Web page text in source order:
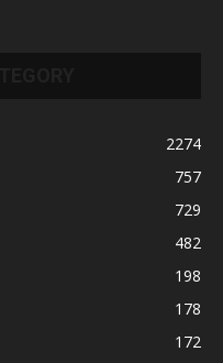
2274
757
729
482
198
178
172